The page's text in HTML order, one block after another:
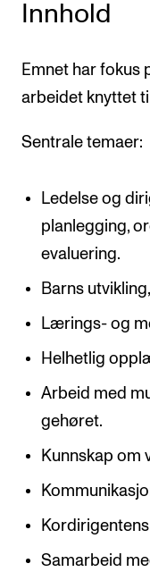
Innhold
Emnet har fokus
arbeidet knyttet
Sentrale temaer:
Ledelse og
planlegging,
evaluering.
Barns
Lærings- og
Helhetlig
Arbeid med
gehøret.
Kunnskap om
Samarbeid